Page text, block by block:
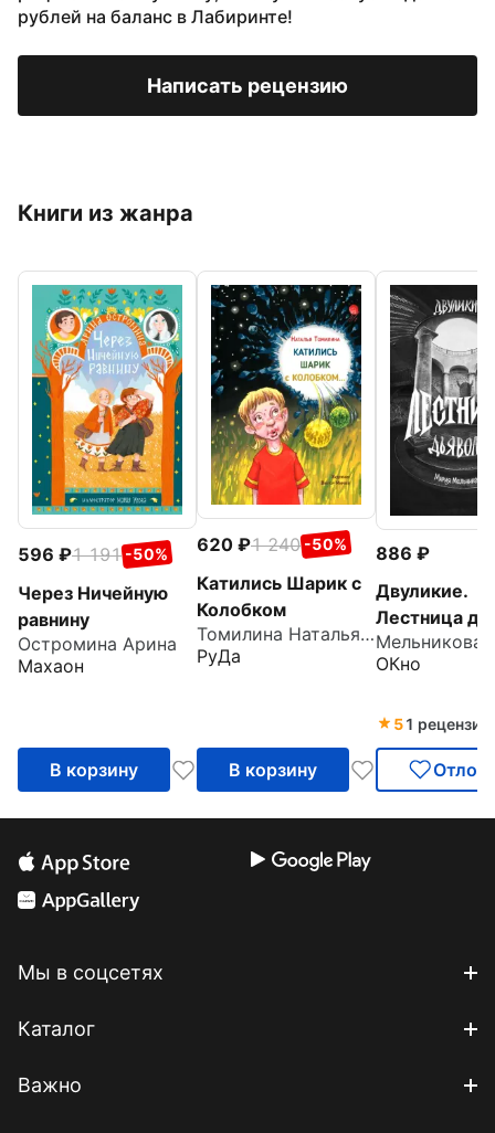
рублей на баланс в Лабиринте!
Написать рецензию
Книги из жанра
596 1 191 -50%
Через Ничейную
равнину
Остромина Арина
Махаон
В корзину
620 1 240 -50%
Катились Шарик с
Колобком
Томилина Наталья Юрьевна
РуДа
В корзину
886
Двуликие.
Лестница
ОКно
51 рецензия
Мы в соцсетях
Каталог
Важно